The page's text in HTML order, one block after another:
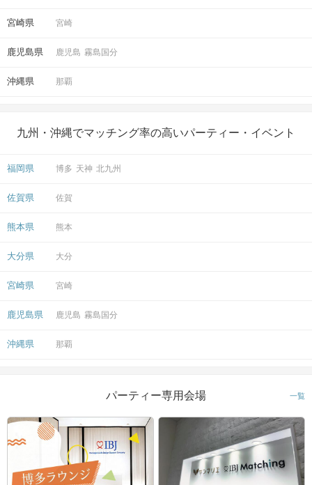
宮崎県 宮崎
鹿児島県 鹿児島 霧島国分
沖縄県 那覇
九州・沖縄でマッチング率の高いパーティー・イベント
福岡県 博多 天神 北九州
佐賀県 佐賀
熊本県 熊本
大分県 大分
宮崎県 宮崎
鹿児島県 鹿児島 霧島国分
沖縄県 那覇
パーティー専用会場 一覧